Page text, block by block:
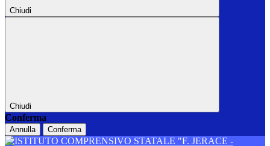
Chiudi
Chiudi
Conferma
Annulla Conferma